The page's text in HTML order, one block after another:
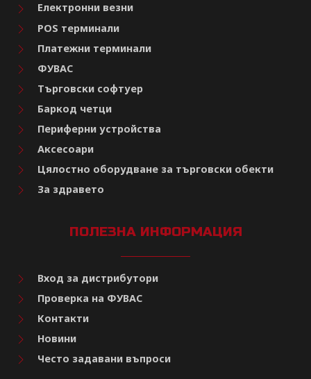
Електронни везни
POS терминали
Платежни терминали
ФУВАС
Търговски софтуер
Баркод четци
Периферни устройства
Аксесоари
Цялостно оборудване за търговски обекти
За здравето
ПОЛЕЗНА ИНФОРМАЦИЯ
Вход за дистрибутори
Проверка на ФУВАС
Контакти
Новини
Често задавани въпроси